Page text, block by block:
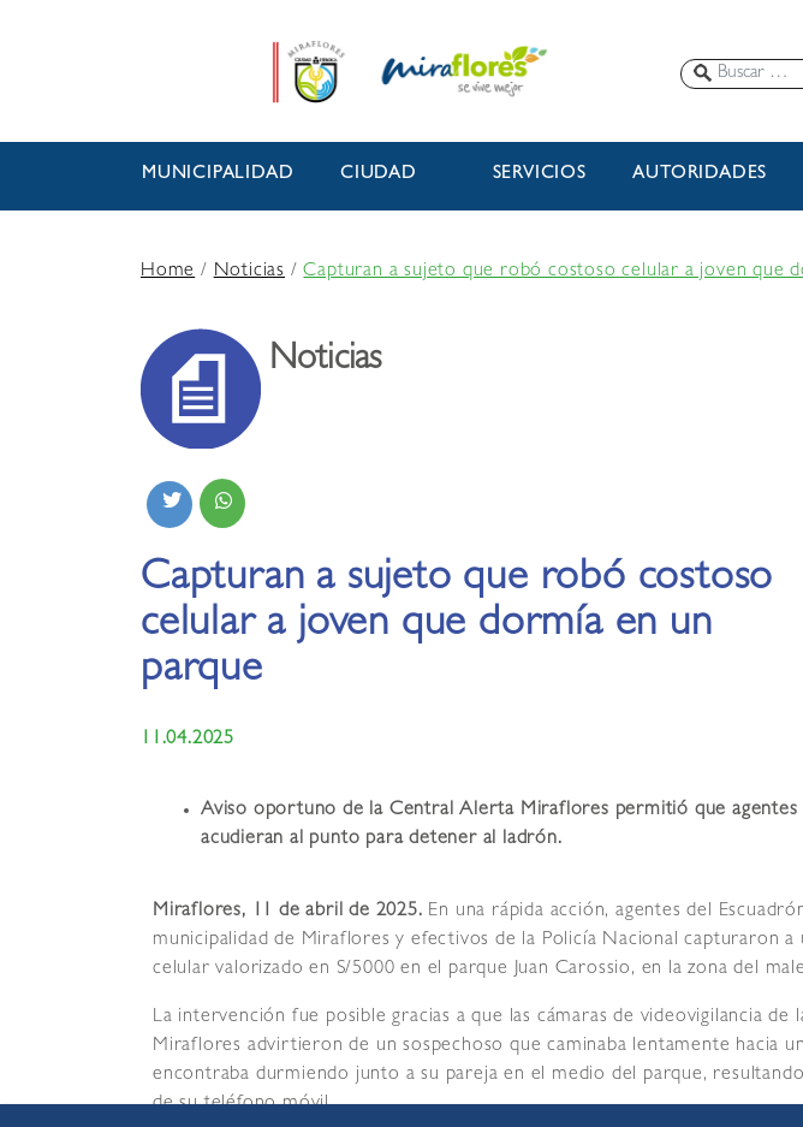
MUNICIPALIDAD CIUDAD SERVICIOS AUTORIDADES
Home/Noticias /Capturan a sujeto que robó costoso celular a joven que
Noticias
Capturan a sujeto que robó costoso
celular a joven que dormía en un
parque
11.04.2025
Aviso oportuno de la Central Alerta Miraflores permitió que agentes
acudieran al punto para detener al ladrón.
Miraflores, 11 de abril de 2025. En una rápida acción, agentes del
municipalidad de Miraflores y efectivos de la Policía Nacional capturaron
celular valorizado en S/5000 en el parque Juan Carossio, en la zona del
La intervención fue posible gracias a que las cámaras de videovigilancia de
Miraflores advirtieron de un sospechoso que caminaba lentamente hacia
encontraba durmiendo junto a su pareja en el medio del parque,
de su teléfono móvil.